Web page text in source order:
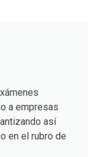
a empresas
así
en el rubro de